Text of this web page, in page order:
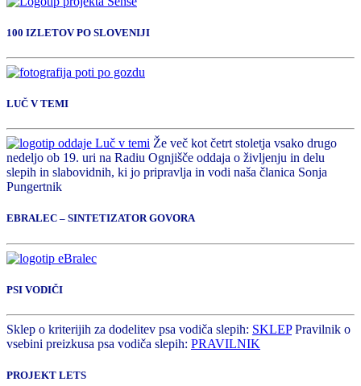
100 IZLETOV PO SLOVENIJI
LUČ V TEMI
Že več kot četrt stoletja vsako drugo
nedeljo ob 19. uri na Radiu Ognjišče oddaja o življenju in delu
slepih in slabovidnih, ki jo pripravlja in vodi naša članica Sonja
Pungertnik
EBRALEC – SINTETIZATOR GOVORA
PSI VODIČI
Sklep o kriterijih za dodelitev psa vodiča slepih: SKLEPPravilnik o
vsebini preizkusa psa vodiča slepih: PRAVILNIK
PROJEKT LETS